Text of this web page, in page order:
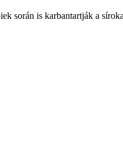
során is karbantartják a